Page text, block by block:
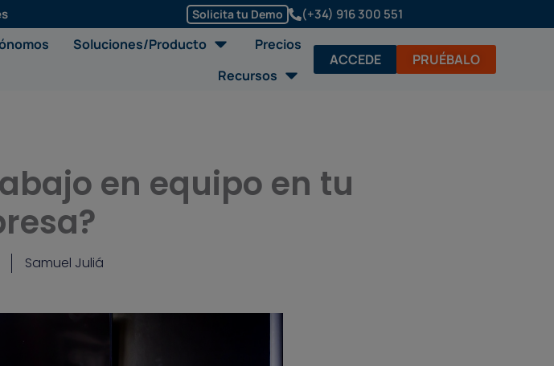
Solicita tu Demo (+34) 916 300 551
Soluciones/Producto Abrir Soluciones/Producto
Precios
Recursos Abrir Recursos
ACCEDE PRUÉBALO
en equipo en tu
Samuel Juliá